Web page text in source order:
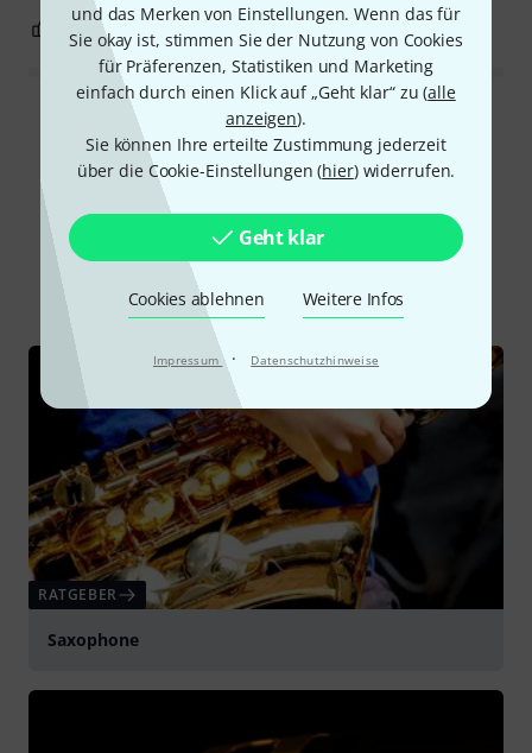
und das Merken von Einstellungen. Wenn das für
Sie okay ist, stimmen Sie der Nutzung von Cookies
für Präferenzen, Statistiken und Marketing
einfach durch einen Klick auf „Geht klar“ zu (alle
anzeigen).
Sie können Ihre erteilte Zustimmung jederzeit
über die Cookie-Einstellungen (hier) widerrufen.
Geht klar
Cookies ablehnen Weitere Infos
Impressum · Datenschutzhinweise
0 BEWERTUNG MELDEN
Alle Bewertungen lesen
Schon gewusst?
Alle Ratgeber
RATGEBER
Saxophone